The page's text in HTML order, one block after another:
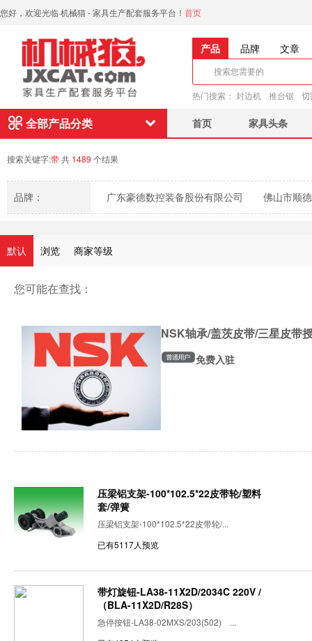
您好，欢迎光临·机械猫 - 家具生产配套服务平台！ 首页
产品 品牌 文章
热门搜索： 封边机 推台锯 切
全部产品分类 首页 家具头条
搜索关键字:带共 1489 个结果
品牌： 广东豪德数控装备股份有限公司 佛山市顺
默认
浏览 商家等级
您可能在查找：
NSK轴承/盖茨皮带/三星皮带
免费入驻
压梁铝支架-100*102.5*22皮带轮/塑料
套/弹簧
压梁铝支架-100*102.5*22皮带轮/...
已有5117人预览
带灯旋钮-LA38-11X2D/2034C 220V /
（BLA-11X2D/R28S）
急停按钮-LA38-02MXS/203(502) ...